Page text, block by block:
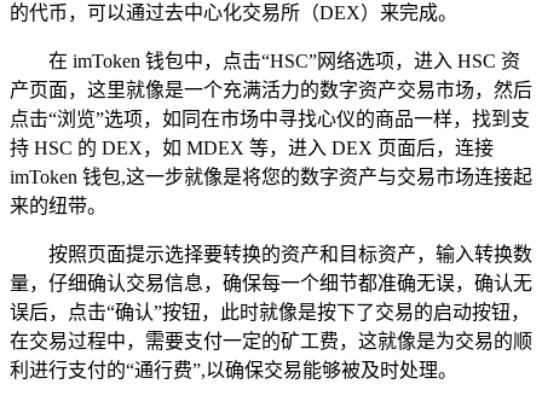
的代币，可以通过去中心化交易所（DEX）来完成。
在 imToken 钱包中，点击“HSC”网络选项，进入 HSC 资
产页面，这里就像是一个充满活力的数字资产交易市场，然后
点击“浏览”选项，如同在市场中寻找心仪的商品一样，找到支
持 HSC 的 DEX，如 MDEX 等，进入 DEX 页面后，连接
imToken 钱包,这一步就像是将您的数字资产与交易市场连接起
来的纽带。
按照页面提示选择要转换的资产和目标资产，输入转换数
量，仔细确认交易信息，确保每一个细节都准确无误，确认无
误后，点击“确认”按钮，此时就像是按下了交易的启动按钮，
在交易过程中，需要支付一定的矿工费，这就像是为交易的顺
利进行支付的“通行费”,以确保交易能够被及时处理。